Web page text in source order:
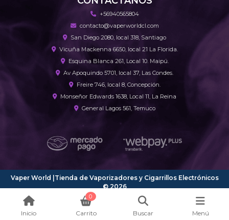
+56940565804
contacto@vaperworldcl.com
San Diego 2080, local 318, Santiago
Vicuña Mackenna 6650, local 21 La Florida.
Esquina Blanca 261, Local 10. Maipú.
Av Apoquindo 5701, local 37, Las Condes.
Freire 746, local 8, Concepción.
Monseñor Edwards 1638, Local 11, La Reina
General Lagos 561, Temuco
Vaper World |Tienda de Vaporizadores y Cigarrillos Electrónicos
© 2026
¿Te gusta mi tienda? Yo vendo con
Inicio
0
Carrito Buscar Menú